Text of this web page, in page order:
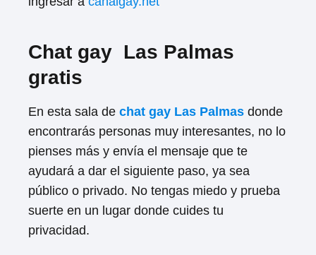
Chat gay Las Palmas
gratis
En esta sala de chat gay Las Palmas donde
encontrarás personas muy interesantes, no lo
pienses más y envía el mensaje que te
ayudará a dar el siguiente paso, ya sea
público o privado. No tengas miedo y prueba
suerte en un lugar donde cuides tu
privacidad.